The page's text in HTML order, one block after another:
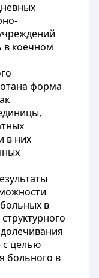
в коечном
форма
в них
в
с целью
больного в